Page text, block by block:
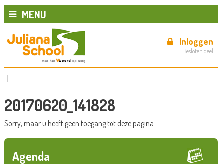
MENU
Inloggen
Besloten deel
20170620_141828
Sorry, maar u heeft geen toegang tot deze pagina.
Agenda